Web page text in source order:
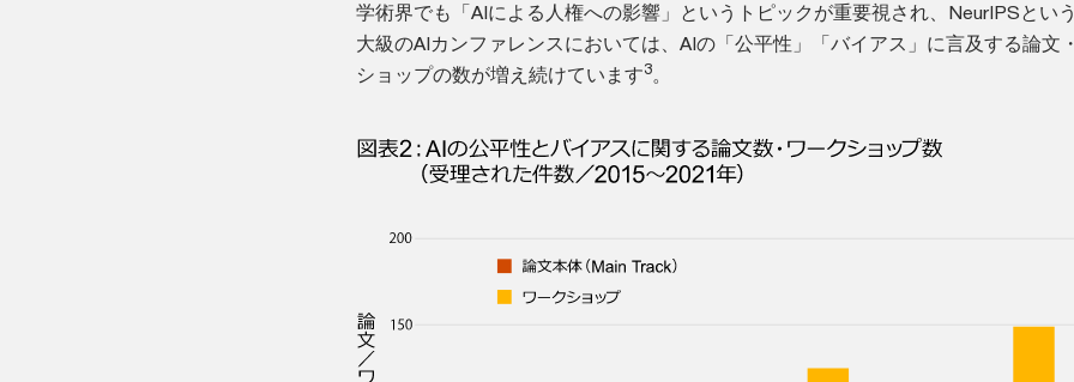
学術界でも「AIによる人権への影響」というトピックが重要視され、NeurIPSとい
大級のAIカンファレンスにおいては、AIの「公平性」「バイアス」に言及する論文
ショップの数が増え続けています3。